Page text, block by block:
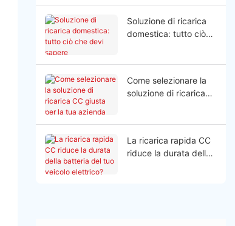
Soluzione di ricarica
domestica: tutto ciò
Come selezionare la
soluzione di ricarica
La ricarica rapida CC
riduce la durata della